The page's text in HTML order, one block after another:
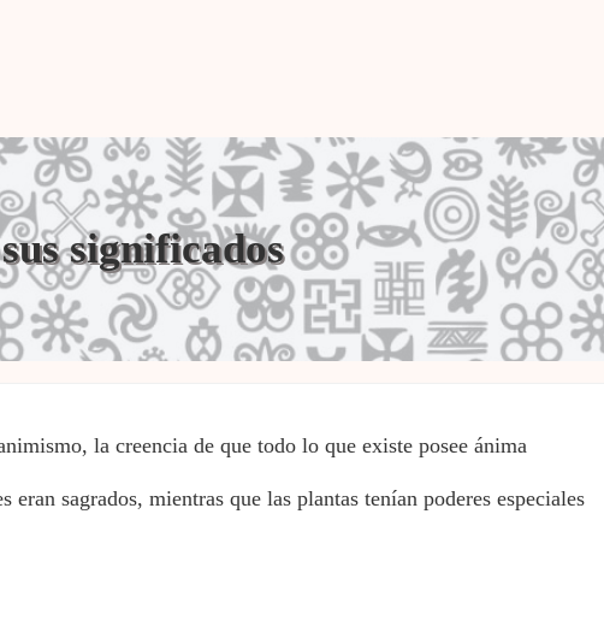
significados
la creencia de que todo lo que existe posee ánima
eran sagrados, mientras que las plantas tenían poderes especiales